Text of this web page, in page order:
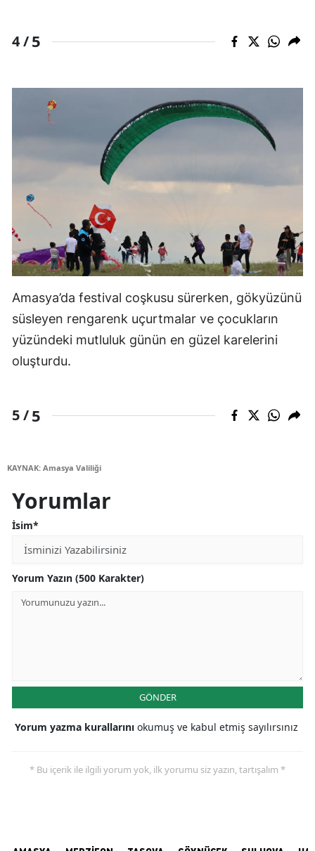
4 /5
Amasya’da festival coşkusu sürerken, gökyüzünü
süsleyen rengarenk uçurtmalar ve çocukların
yüzündeki mutluluk günün en güzel karelerini
oluşturdu.
5 /5
KAYNAK: Amasya Valiliği
Yorumlar
İsim*
Yorum Yazın (500 Karakter)
GÖNDER
Yorum yazma kurallarını okumuş ve kabul etmiş sayılırsınız
* Bu içerik ile ilgili yorum yok, ilk yorumu siz yazın, tartışalım *